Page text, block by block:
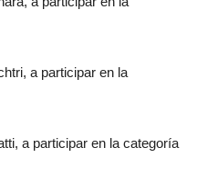
a participar en la
a participar en la categoría